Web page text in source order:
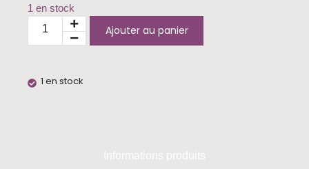
1 en stock
Ajouter au panier
1 en stock
Informations produits